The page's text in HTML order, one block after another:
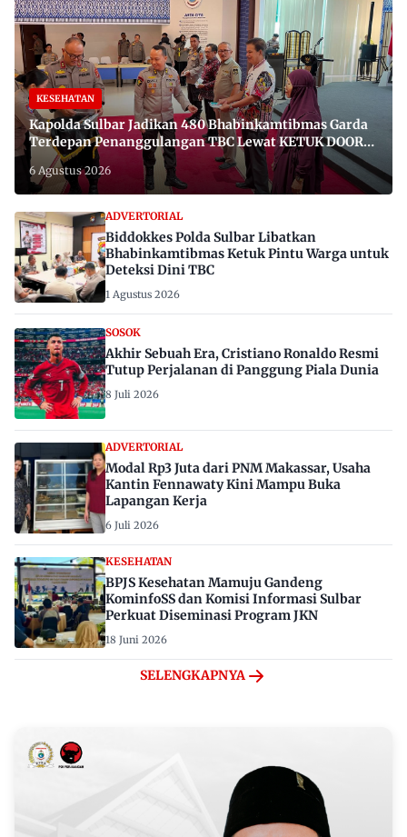
KESEHATAN
Kapolda Sulbar Jadikan 480 Bhabinkamtibmas Garda
Terdepan Penanggulangan TBC Lewat KETUK DOORS
di 650 Desa
6 Agustus 2026
ADVERTORIAL
Biddokkes Polda Sulbar Libatkan
Bhabinkamtibmas Ketuk Pintu Warga untuk
Deteksi Dini TBC
1 Agustus 2026
SOSOK
Akhir Sebuah Era, Cristiano Ronaldo Resmi
Tutup Perjalanan di Panggung Piala Dunia
8 Juli 2026
ADVERTORIAL
Modal Rp3 Juta dari PNM Makassar, Usaha
Kantin Fennawaty Kini Mampu Buka
Lapangan Kerja
6 Juli 2026
KESEHATAN
BPJS Kesehatan Mamuju Gandeng
KominfoSS dan Komisi Informasi Sulbar
Perkuat Diseminasi Program JKN
18 Juni 2026
SELENGKAPNYA